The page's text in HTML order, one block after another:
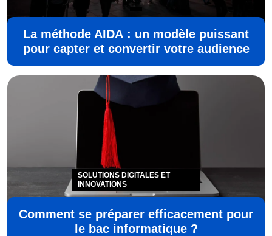
La méthode AIDA : un modèle puissant
pour capter et convertir votre audience
SOLUTIONS DIGITALES ET
INNOVATIONS
Comment se préparer efficacement pour
le bac informatique ?